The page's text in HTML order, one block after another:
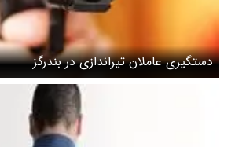
دستگیری عاملان تیراندازی در بندرگز